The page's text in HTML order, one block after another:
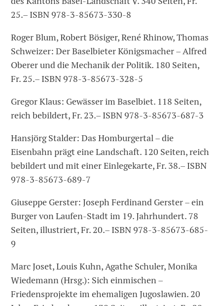
25.– ISBN 978-3-85673-330-8
Roger Blum, Robert Bösiger, René Rhinow, Thomas
Schweizer: Der Baselbieter Königsmacher – Alfred
Oberer und die Mechanik der Politik. 180 Seiten,
Fr. 25.– ISBN 978-3-85673-328-5
Gregor Klaus: Gewässer im Baselbiet. 118 Seiten,
reich bebildert, Fr. 23.– ISBN 978-3-85673-687-3
Hansjörg Stalder: Das Homburgertal – die
Eisenbahn prägt eine Landschaft. 120 Seiten, reich
bebildert und mit einer Einlegekarte, Fr. 38.– ISBN
978-3-85673-689-7
Giuseppe Gerster: Joseph Ferdinand Gerster – ein
Burger von Laufen-Stadt im 19. Jahrhundert. 78
Seiten, illustriert, Fr. 20.– ISBN 978-3-85673-685-
9
Marc Joset, Louis Kuhn, Agathe Schuler, Monika
Wiedemann (Hrsg.): Sich einmischen –
Friedensprojekte im ehemaligen Jugoslawien. 20